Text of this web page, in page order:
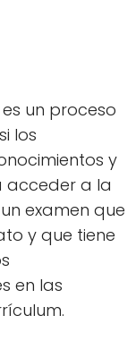
un proceso
los
y
acceder a la
examen que
y que tiene
en las